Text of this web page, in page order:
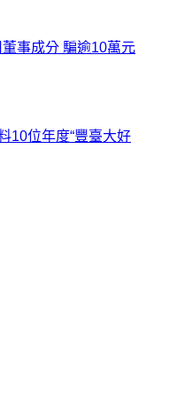
事成分 騙逾10萬元
10位年度“豐臺大好